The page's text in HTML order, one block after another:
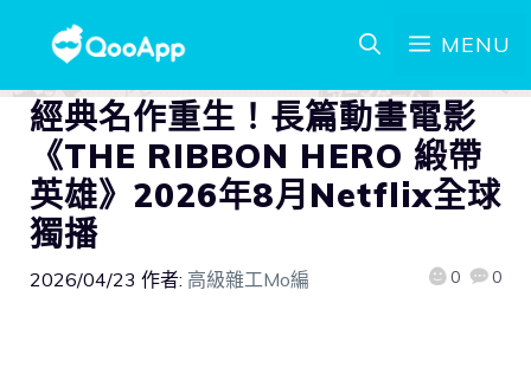
MENU
經典名作重生！長篇動畫電影
《THE RIBBON HERO 緞帶
英雄》2026年8月Netflix全球
獨播
2026/04/23 作者: 高級雜工Mo編 0 0